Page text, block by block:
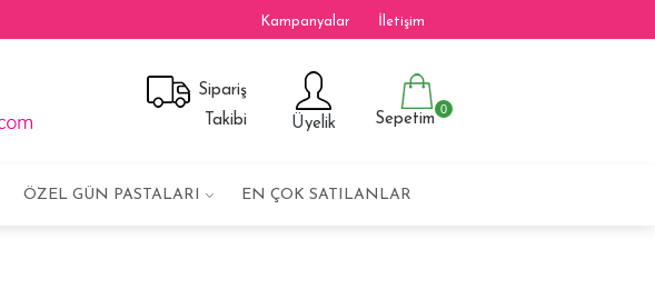
Kampanyalar İletişim
Sipariş
Takibi
Üyelik Sepetim
0
ÖZEL GÜN PASTALARI EN ÇOK SATILANLAR